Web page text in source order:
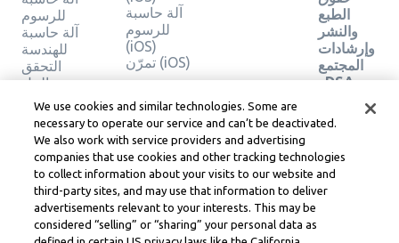
للرسوم
آلة حاسبة
للهندسة
التحقق
من الحل
آلة حاسبة
للرسوم
(iOS)
تمرّن (iOS)
الطبع
والنشر
وإرشادات
المجتمع
وDSA
القانونية
الأخرى
مركز
ليرنيو
القانوني
شروط
We use cookies and similar technologies. Some are
necessary to operate our service and can’t be deactivated.
We also work with service providers and advertising
companies that use cookies and other tracking technologies
to collect information about your visits to our website and
third-party sites, and may use that information to deliver
advertisements relevant to your interests. This may be
considered “selling” or “sharing” your personal data as